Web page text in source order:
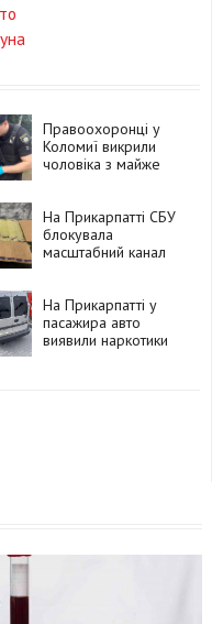
Правоохоронці у
Коломиї викрили
чоловіка з майже
На Прикарпатті СБУ
блокувала
масштабний канал
На Прикарпатті у
пасажира авто
виявили наркотики